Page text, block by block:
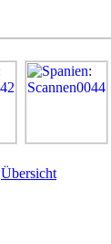
Übersicht